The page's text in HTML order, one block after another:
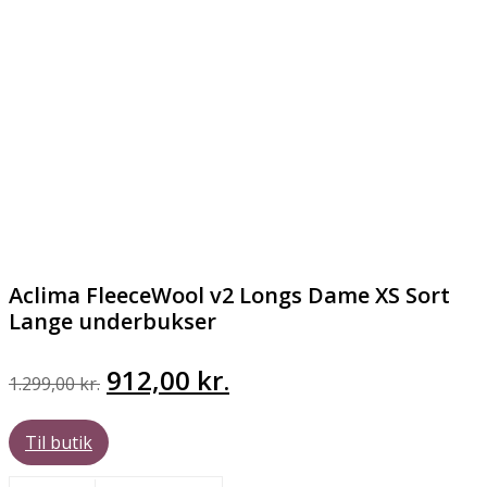
Aclima FleeceWool v2 Longs Dame XS Sort
Lange underbukser
1.299,00kr. Den
pris
912,00 kr.
Til butik